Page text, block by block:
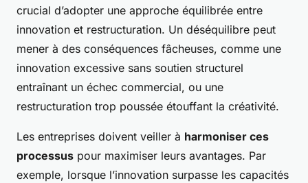
crucial d’adopter une approche équilibrée entre
innovation et restructuration. Un déséquilibre peut
mener à des conséquences fâcheuses, comme une
innovation excessive sans soutien structurel
entraînant un échec commercial, ou une
restructuration trop poussée étouffant la créativité.
Les entreprises doivent veiller à harmoniser ces
processus pour maximiser leurs avantages. Par
exemple, lorsque l’innovation surpasse les capacités